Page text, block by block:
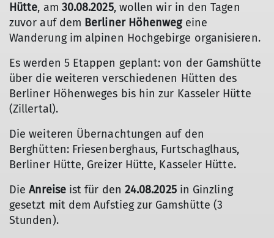
Hütte, am 30.08.2025, wollen wir in den Tagen
zuvor auf dem Berliner Höhenwegeine
Wanderung im alpinen Hochgebirge organisieren.
Es werden 5 Etappen geplant: von der Gamshütte
über die weiteren verschiedenen Hütten des
Berliner Höhenweges bis hin zur Kasseler Hütte
(Zillertal).
Die weiteren Übernachtungen auf den
Berghütten: Friesenberghaus, Furtschaglhaus,
Berliner Hütte, Greizer Hütte, Kasseler Hütte.
DieAnreiseist für den 24.08.2025in Ginzling
gesetzt mit dem Aufstieg zur Gamshütte (3
Stunden).